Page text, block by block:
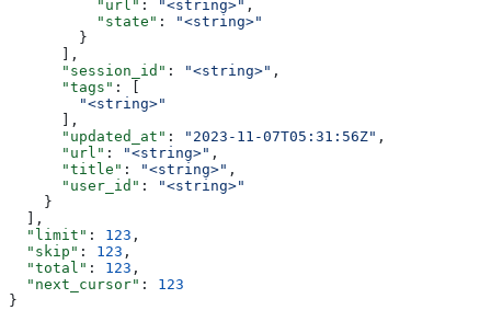
          "url"
: "<string>" ,
          "state"
:
"<string>"
        }
      ],
      "session_id"
: "<string>" ,
      "tags"
: [
        "<string>"
      ],
      "updated_at"
: "2023-11-07T05:31:56Z" ,
      "url"
: "<string>" ,
      "title"
: "<string>" ,
      "user_id"
:
"<string>"
    }
  ],
  "limit"
: 123 ,
  "skip"
: 123 ,
  "total"
: 123 ,
  "next_cursor"
: 123
}